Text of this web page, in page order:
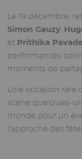
Le 19 décembre,
Simon Gauzy,
et Prithika
performances
moments de
Une occasion rare
scène quelques-
monde pour un
l'approche des